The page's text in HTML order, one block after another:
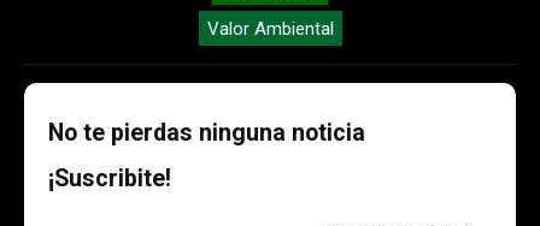
Valor Ambiental
No te pierdas ninguna noticia
¡Suscribite!